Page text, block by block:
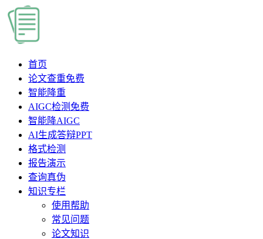
首页
论文查重免费
智能降重
AIGC检测 免费
智能降AIGC
AI生成答辩PPT
格式检测
报告演示
查询真伪
知识专栏
使用帮助
常见问题
论文知识